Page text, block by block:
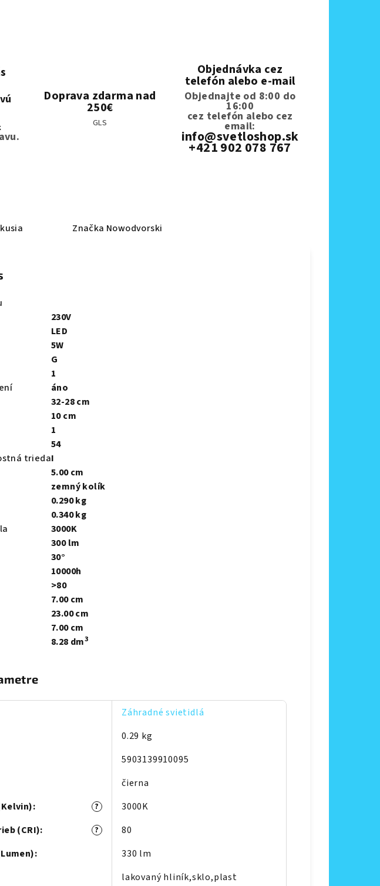
Doprava zdarma nad
250€
GLS
Objednávka cez
telefón alebo e-mail
Objednajte od 8:00 do
16:00
cez telefón alebo cez
email:
info@svetloshop.sk
+421 902 078 767
Značka Nowodvorski
230V
LED
5W
G
1
áno
32-28 cm
10 cm
1
54
triedaI
5.00 cm
zemný kolík
0.290 kg
0.340 kg
3000K
300 lm
30°
10000h
>80
7.00 cm
23.00 cm
7.00 cm
8.28 dm3
Záhradné svietidlá
0.29 kg
5903139910095
čierna
?
: 3000K
?
(CRI):
80
:
330 lm
lakovaný hliník,sklo,plast